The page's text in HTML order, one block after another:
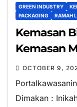
GREEN INDUSTRY
PACKAGING
RAMAH
Kemasan
Kemasan
OCTOBER 9,
Dimakan :